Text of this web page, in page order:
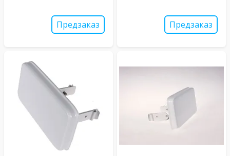
Предзаказ Предзаказ